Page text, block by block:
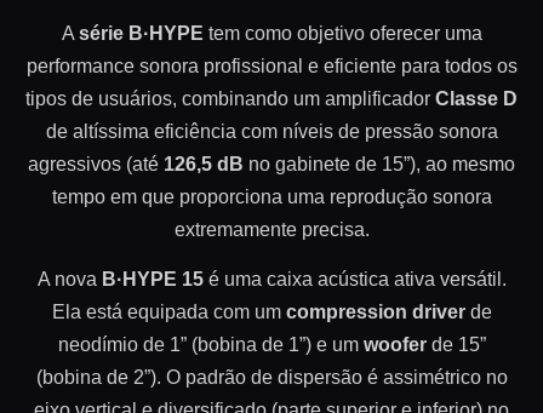
A série B·HYPE tem como objetivo oferecer uma
performance sonora profissional e eficiente para todos os
tipos de usuários, combinando um amplificador Classe D
de altíssima eficiência com níveis de pressão sonora
agressivos (até 126,5 dB no gabinete de 15”), ao mesmo
tempo em que proporciona uma reprodução sonora
extremamente precisa.
A nova B·HYPE 15é uma caixa acústica ativa versátil.
Ela está equipada com um compression driverde
neodímio de 1” (bobina de 1”) e um wooferde 15”
(bobina de 2”). O padrão de dispersão é assimétrico no